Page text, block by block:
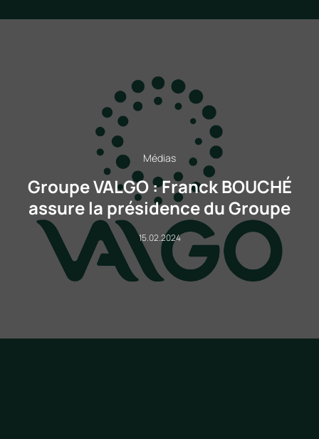
Médias
Groupe VALGO : Franck BOUCHÉ
assure la présidence du Groupe
15.02.2024